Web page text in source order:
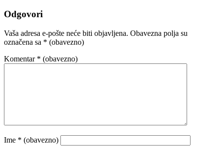
Odgovori
Vaša adresa e-pošte neće biti objavljena. Obavezna polja su
označena sa * (obavezno)
Komentar * (obavezno)
Ime * (obavezno)